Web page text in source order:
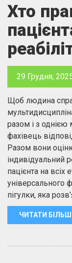
Хто
29 Грудня,
Щоб людина
разом і з
фахівець
Разом вони
індивідуальний
пацієнта на всіх
універсального
пігулки, яка
ЧИТАТИ